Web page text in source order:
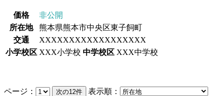
価格
非公開
所在地
熊本県熊本市中央区東子飼町
交通
XXXXXXXXXXXXXXXXXX
小学校区 XXX小学校 中学校区 XXX中学校
ページ：
表示順：